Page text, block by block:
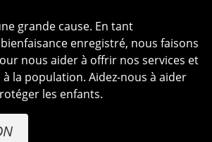
grande cause. En tant
enregistré, nous faisons
nous aider à offrir nos services et
la population. Aidez-nous à aider
les enfants.